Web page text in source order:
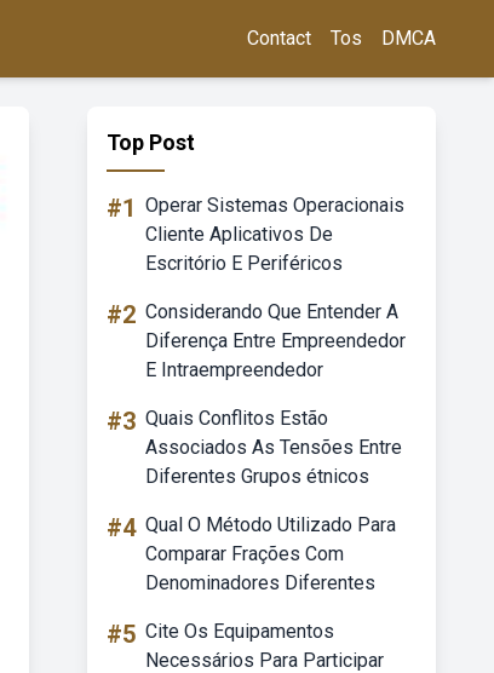
Contact Tos DMCA
Top Post
#1 Operar Sistemas Operacionais
Cliente Aplicativos De
Escritório E Periféricos
#2 Considerando Que Entender A
Diferença Entre Empreendedor
E Intraempreendedor
#3 Quais Conflitos Estão
Associados As Tensões Entre
Diferentes Grupos étnicos
#4 Qual O Método Utilizado Para
Comparar Frações Com
Denominadores Diferentes
#5 Cite Os Equipamentos
Necessários Para Participar